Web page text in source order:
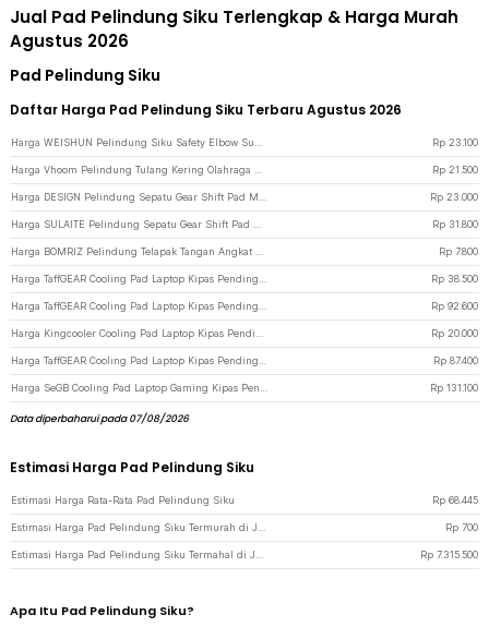
Jual Pad Pelindung Siku Terlengkap & Harga Murah
Agustus 2026
Pad Pelindung Siku
Daftar Harga Pad Pelindung Siku Terbaru Agustus 2026
Rp 23.100
Rp 21.500
Rp 23.000
Rp 31.800
Rp 7.800
Rp 38.500
Rp 92.600
Rp 20.000
Rp 87.400
Rp 131.100
Data diperbaharui pada 07/08/2026
Estimasi Harga Pad Pelindung Siku
Estimasi Harga Rata-Rata Pad Pelindung Siku Rp 68.445
Rp 700
Rp 7.315.500
Apa Itu Pad Pelindung Siku?